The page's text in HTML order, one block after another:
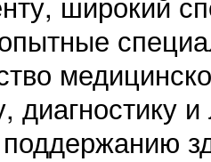
диагностику
поддержанию